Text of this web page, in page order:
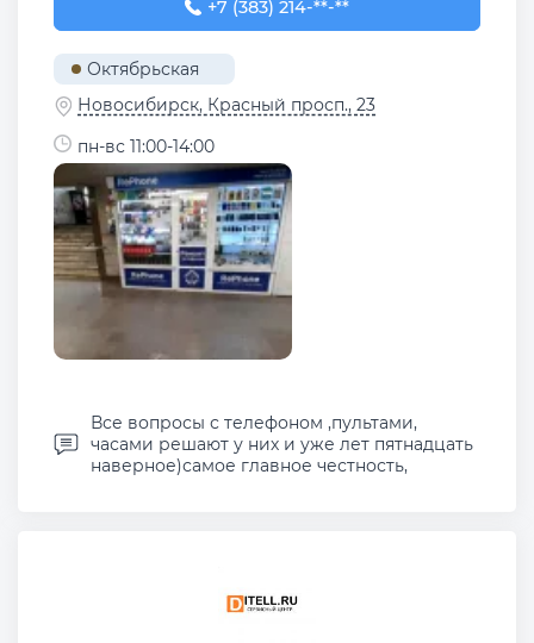
+7 (383) 214-96-22
+7 (383) 214-**-**
Октябрьская
Новосибирск, Красный просп., 23
пн-вс 11:00-14:00
Все вопросы с телефоном ,пультами,
часами решают у них и уже лет пятнадцать
наверное)самое главное честность,